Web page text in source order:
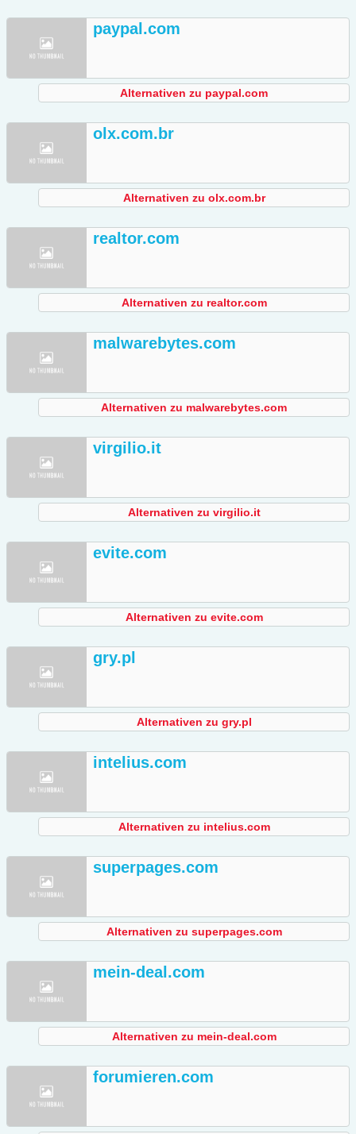
paypal.com
Alternativen zu paypal.com
olx.com.br
Alternativen zu olx.com.br
realtor.com
Alternativen zu realtor.com
malwarebytes.com
Alternativen zu malwarebytes.com
virgilio.it
Alternativen zu virgilio.it
evite.com
Alternativen zu evite.com
gry.pl
Alternativen zu gry.pl
intelius.com
Alternativen zu intelius.com
superpages.com
Alternativen zu superpages.com
mein-deal.com
Alternativen zu mein-deal.com
forumieren.com